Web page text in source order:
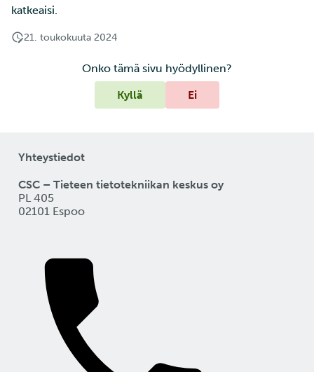
Laskentayksiköiden käytön
tarkastelu
Vahva tunnistautuminen
FMI
katkeaisi.
21. toukokuuta 2024
Onko tämä sivu hyödyllinen?
Kyllä
Ei
Yhteystiedot
CSC – Tieteen tietotekniikan keskus oy
PL 405
02101 Espoo